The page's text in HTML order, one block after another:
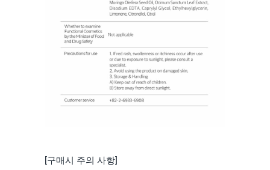
[구매시 주의 사항]